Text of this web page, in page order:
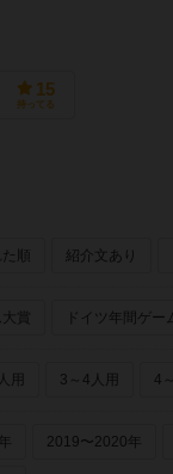
15
持ってる
順 紹介文あり
賞 ドイツ年間ゲー
用 3～4人用 4
2019〜2020年